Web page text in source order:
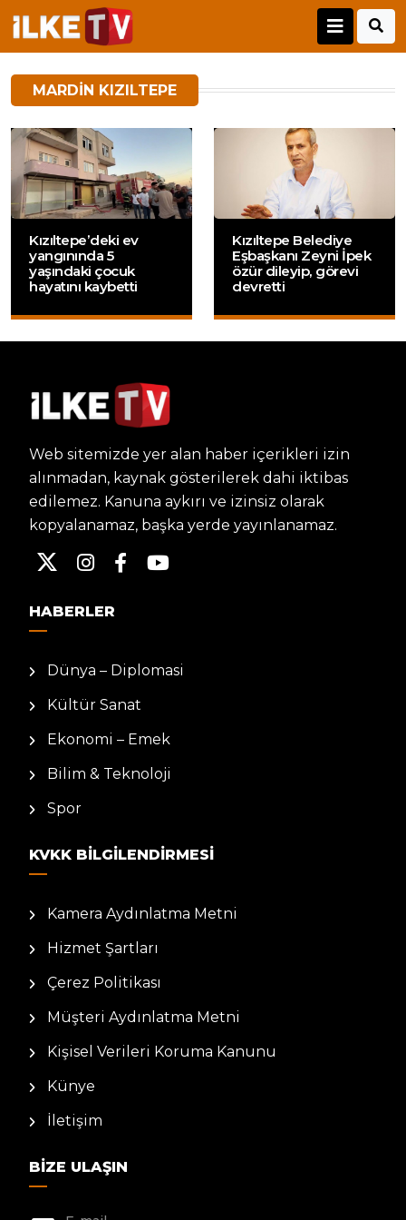
MARDIN KIZILTEPE
Kızıltepe’deki ev
yangınında 5
yaşındaki çocuk
hayatını kaybetti
Kızıltepe Belediye
Eşbaşkanı Zeyni İpek
özür dileyip, görevi
devretti
Web sitemizde yer alan haber içerikleri izin
alınmadan, kaynak gösterilerek dahi iktibas
edilemez. Kanuna aykırı ve izinsiz olarak
kopyalanamaz, başka yerde yayınlanamaz.
HABERLER
Dünya – Diplomasi
Kültür Sanat
Ekonomi – Emek
Bilim & Teknoloji
Spor
KVKK BILGILENDIRMESI
Kamera Aydınlatma Metni
Hizmet Şartları
Çerez Politikası
Müşteri Aydınlatma Metni
Kişisel Verileri Koruma Kanunu
Künye
İletişim
BIZE ULAŞIN